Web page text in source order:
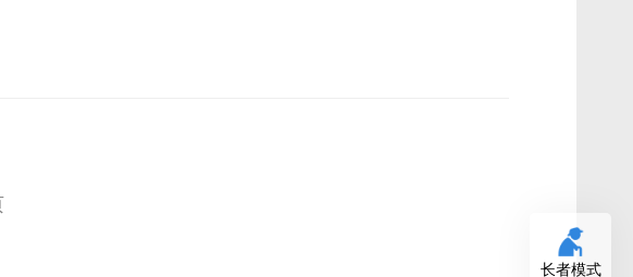
长者模式